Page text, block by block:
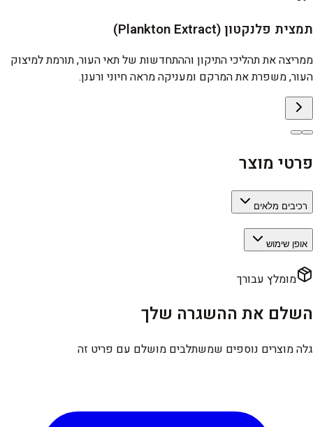
תמצית פלנקטון (Plankton Extract)
ממריצה את תהליכי התיקון וההתחדשות של תאי העור, תורמת למיצוק
העור, משפרת את המרקם ומעניקה מראה חיוני ורענן.
פרטי מוצר
רכיבים מלאים
אופן שימוש
מומלץ עבורך
השלם את ההשגרה שלך
גלה מוצרים נוספים שמשתלבים מושלם עם פריט זה